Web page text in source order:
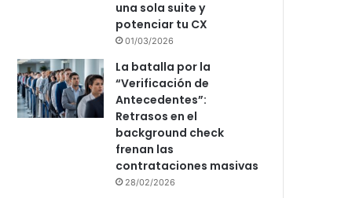
una sola suite y
potenciar tu CX
01/03/2026
La batalla por la
“Verificación de
Antecedentes”:
Retrasos en el
background check
frenan las
contrataciones masivas
28/02/2026